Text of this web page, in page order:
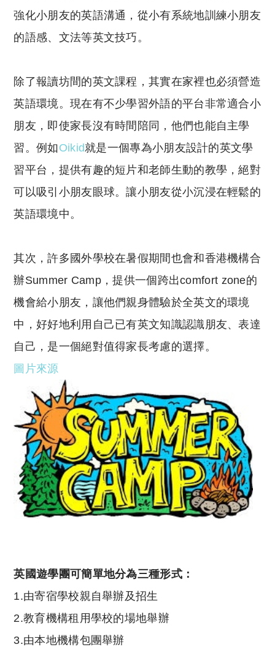
強化小朋友的英語溝通，從小有系統地訓練小朋友
的語感、文法等英文技巧。
除了報讀坊間的英文課程，其實在家裡也必須營造
英語環境。現在有不少學習外語的平台非常適合小
朋友，即使家長沒有時間陪同，他們也能自主學
習。例如Oikid就是一個專為小朋友設計的英文學
習平台，提供有趣的短片和老師生動的教學，絕對
可以吸引小朋友眼球。讓小朋友從小沉浸在輕鬆的
英語環境中。
其次，許多國外學校在暑假期間也會和香港機構合
辦Summer Camp，提供一個跨出comfort zone的
機會給小朋友，讓他們親身體驗於全英文的環境
中，好好地利用自己已有英文知識認識朋友、表達
自己，是一個絕對值得家長考慮的選擇。
圖片來源
英國遊學團可簡單地分為三種形式：
1.由寄宿學校親自舉辦及招生
2.教育機構租用學校的場地舉辦
3.由本地機構包團舉辦